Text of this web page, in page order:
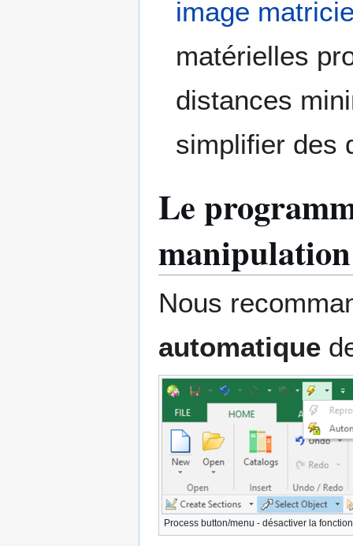
image
matérielles
distances
simplifier des
Le
Nous
automatique
Process button/menu - désactiver la